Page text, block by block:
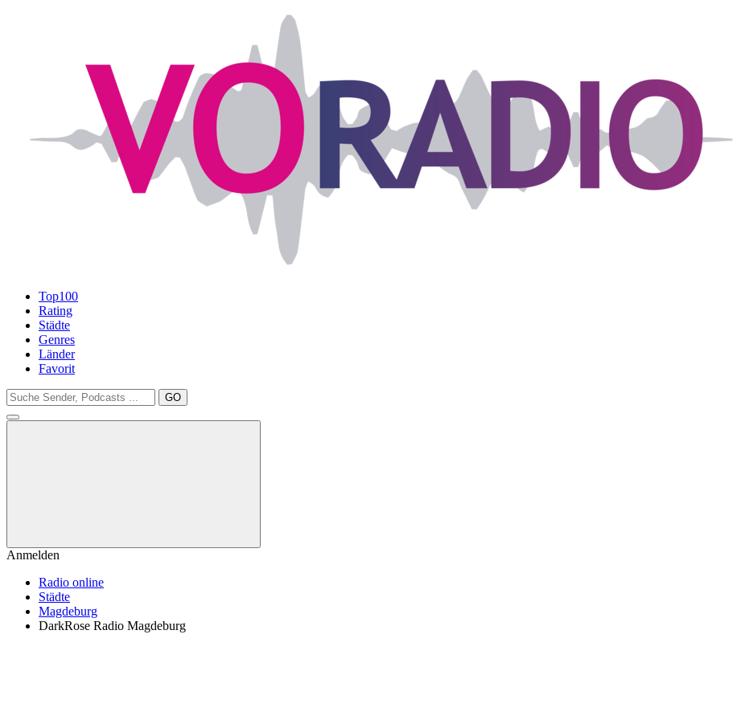
Top100
Rating
Städte
Genres
Länder
Favorit
GO
Anmelden
Radio online
Städte
Magdeburg
DarkRose Radio Magdeburg